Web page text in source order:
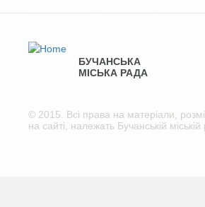
БУЧАНСЬКА
МІСЬКА РАДА
© 2015. Всі права на матеріали,
на сайті, належать Бучанській міській